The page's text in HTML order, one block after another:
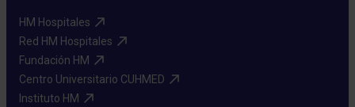
HM Hospitales​
Red HM Hospitales​
Fundación HM​
Centro Universitario CUHMED​
Instituto HM​